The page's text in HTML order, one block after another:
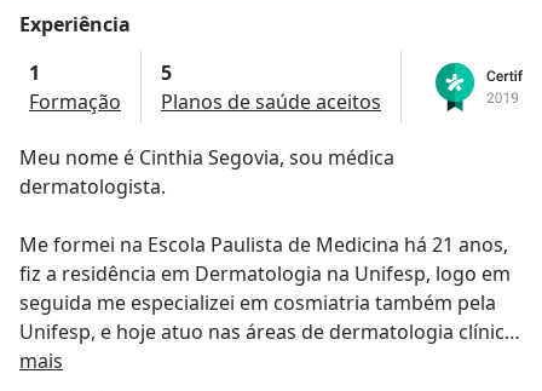
Experiência
1
Formação
5
Planos de saúde aceitos
Meu nome é Cinthia Segovia, sou médica
dermatologista.
Me formei na Escola Paulista de Medicina há 21 anos,
fiz a residência em Dermatologia na Unifesp, logo em
seguida me especializei em cosmiatria também pela
Unifesp, e hoje atuo nas áreas de dermatologia clínica,
cirúrgica e estética.
mais